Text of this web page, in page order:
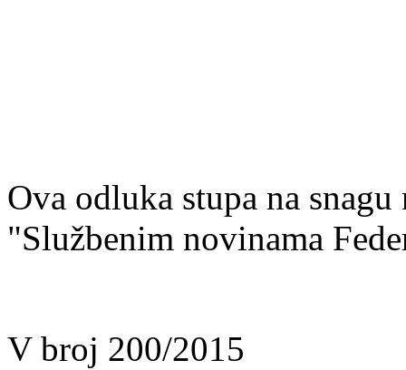
Ova odluka stupa na
"Službenim novinama
V broj 200/2015